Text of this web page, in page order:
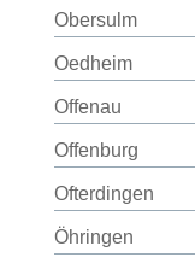
Obersulm
Oedheim
Offenau
Offenburg
Ofterdingen
Öhringen